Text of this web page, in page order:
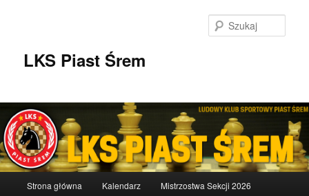
LKS Piast Śrem
Strona główna Kalendarz Mistrzostwa Sekcji 2026